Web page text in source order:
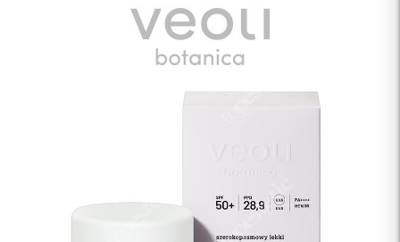
technologicznie systemom IT, zamówienia są zazwyczaj
wysyłane i dostarczane w ciągu zaledwie
terminie oznacza akceptację wprowadzonych zmian.
Porady Kosmetologów
Nowa jakość pielęgnacji z Topestetic! Skorzystaj z